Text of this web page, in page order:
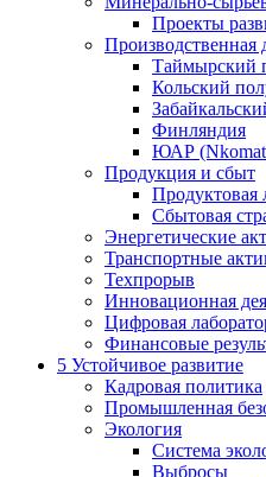
Проекты
Производственная
Таймырский
Кольский
Финляндия
ЮАР
Продукция и сбыт
Продуктовая
Сбытовая
Энергетические
Транспортные
Техпрорыв
Инновационная
Цифровая
Финансовые
5 Устойчивое развитие
Кадровая политика
Промышленная
Экология
Система
Выбросы